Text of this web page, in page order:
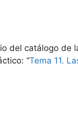
del catálogo de
“Tema 11.